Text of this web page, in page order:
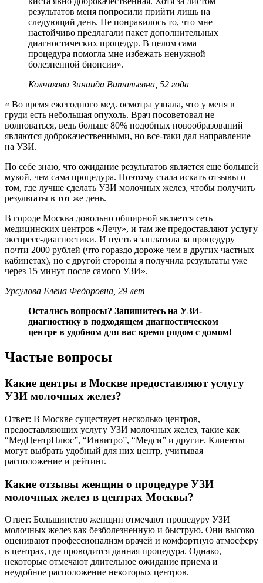
результатов меня попросили прийти лишь на
следующий день. Не понравилось то, что мне
настойчиво предлагали пакет дополнительных
диагностических процедур. В целом сама
процедура помогла мне избежать ненужной
болезненной биопсии».
Колчакова Зинаида Витальевна, 52 года
« Во время ежегодного мед. осмотра узнала, что у меня в
груди есть небольшая опухоль. Врач посоветовал не
волноваться, ведь больше 80% подобных новообразований
являются доброкачественными, но все-таки дал направление
на УЗИ.
По себе знаю, что ожидание результатов является еще большей
мукой, чем сама процедура. Поэтому стала искать отзывы о
том, где лучше сделать УЗИ молочных желез, чтобы получить
результаты в тот же день.
В городе Москва довольно обширной является сеть
медицинских центров «Лечу», и там же предоставляют услугу
экспресс-диагностики. И пусть я заплатила за процедуру
почти 2000 рублей (что гораздо дороже чем в других частных
кабинетах), но с другой стороны я получила результаты уже
через 15 минут после самого УЗИ».
Урсулова Елена Федоровна, 29 лет
Остались вопросы? Запишитесь на УЗИ-
диагностику в подходящем диагностическом
центре в удобном для вас время рядом с домом!
Частые вопросы
Какие центры в Москве предоставляют услугу
УЗИ молочных желез?
Ответ: В Москве существует несколько центров,
предоставляющих услугу УЗИ молочных желез, такие как
“МедЦентрПлюс”, “Инвитро”, “Медси” и другие. Клиенты
могут выбрать удобный для них центр, учитывая
расположение и рейтинг.
Какие отзывы женщин о процедуре УЗИ
молочных желез в центрах Москвы?
Ответ: Большинство женщин отмечают процедуру УЗИ
молочных желез как безболезненную и быструю. Они высоко
оценивают профессионализм врачей и комфортную атмосферу
в центрах, где проводится данная процедура. Однако,
некоторые отмечают длительное ожидание приема и
неудобное расположение некоторых центров.